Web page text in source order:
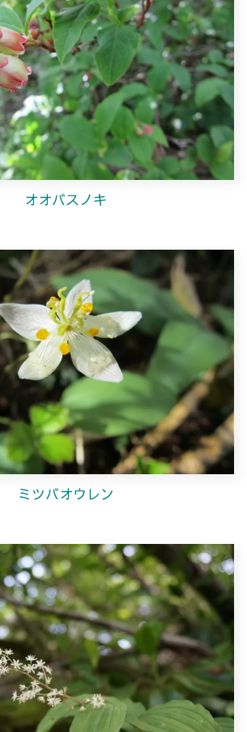
オオバスノキ
ミツバオウレン